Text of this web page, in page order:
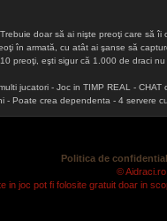
doar să ai nişte preoţi care să
în armată, cu atât ai şanse să
preoţi, eşti sigur că 1.000 de draci
jucatori - Joc in TIMP REAL -
- Poate crea dependenta - 4 servere
Politica de
©
in joc pot fi folosite gratuit doar in